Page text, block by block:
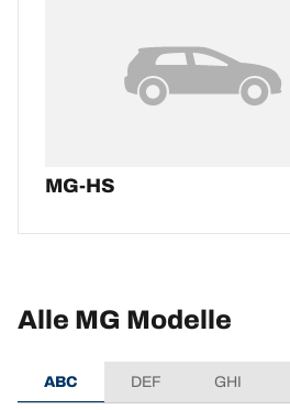
MG-HS
Alle MG Modelle
ABC DEF GHI